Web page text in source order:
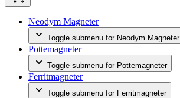
Neodym Magneter
Toggle submenu for Neodym Magneter
Pottemagneter
Toggle submenu for Pottemagneter
Ferritmagneter
Toggle submenu for Ferritmagneter